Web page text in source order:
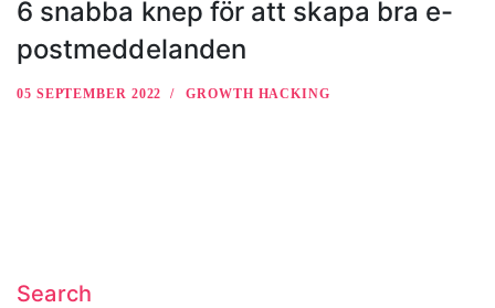
6 snabba knep för att skapa bra e-
postmeddelanden
05 SEPTEMBER 2022 GROWTH HACKING
Search